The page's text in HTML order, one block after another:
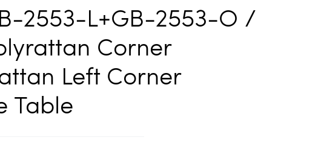
2553-L+GB-2553-O /
Corner
Left Corner
Table